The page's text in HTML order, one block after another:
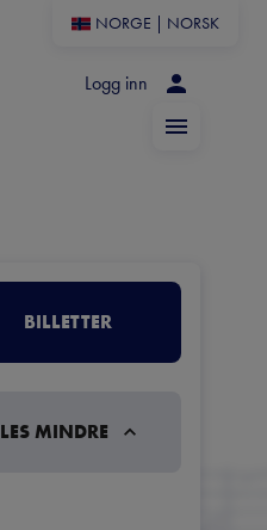
NORGE NORSK
Logg inn
BILLETTER
LES MINDRE